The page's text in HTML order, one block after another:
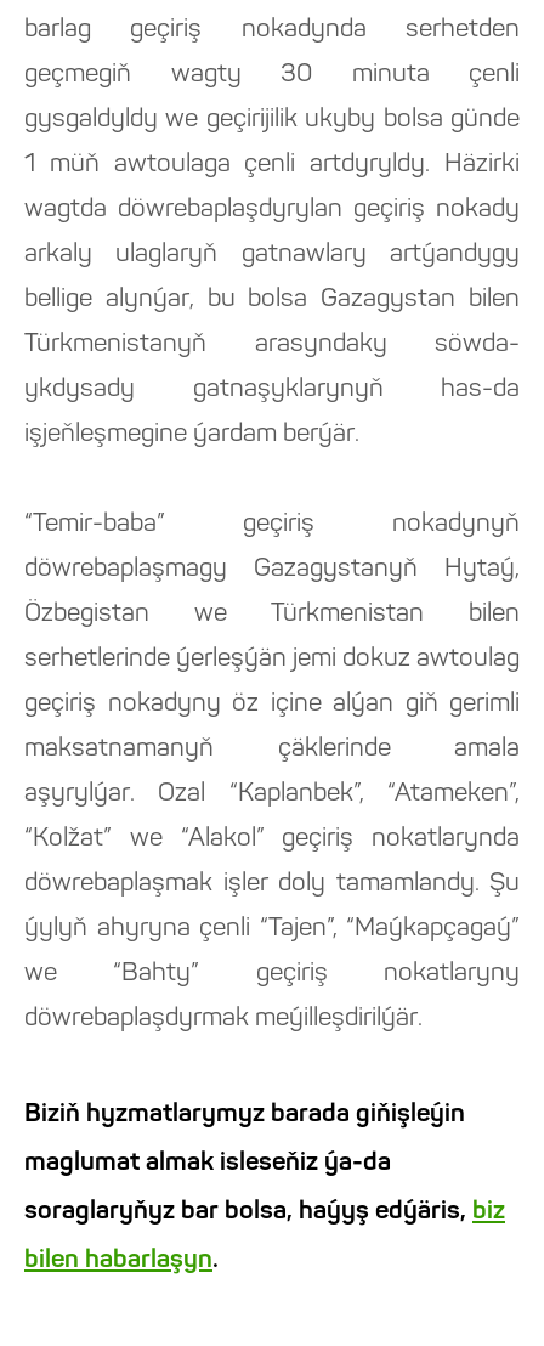
barlag geçiriş nokadynda serhetden
geçmegiň wagty 30 minuta çenli
gysgaldyldy we geçirijilik ukyby bolsa günde
1 müň awtoulaga çenli artdyryldy. Häzirki
wagtda döwrebaplaşdyrylan geçiriş nokady
arkaly ulaglaryň gatnawlary artýandygy
bellige alynýar, bu bolsa Gazagystan bilen
Türkmenistanyň arasyndaky söwda-
ykdysady gatnaşyklarynyň has-da
işjeňleşmegine ýardam berýär.
“Temir-baba” geçiriş nokadynyň
döwrebaplaşmagy Gazagystanyň Hytaý,
Özbegistan we Türkmenistan bilen
serhetlerinde ýerleşýän jemi dokuz awtoulag
geçiriş nokadyny öz içine alýan giň gerimli
maksatnamanyň çäklerinde amala
aşyrylýar. Ozal “Kaplanbek”, “Atameken”,
“Kolžat” we “Alakol” geçiriş nokatlarynda
döwrebaplaşmak işler doly tamamlandy. Şu
ýylyň ahyryna çenli “Tajen”, “Maýkapçagaý”
we “Bahty” geçiriş nokatlaryny
döwrebaplaşdyrmak meýilleşdirilýär.
Biziň hyzmatlarymyz barada giňişleýin
maglumat almak isleseňiz ýa-da
soraglaryňyz bar bolsa, haýyş edýäris, biz
bilen habarlaşyn.